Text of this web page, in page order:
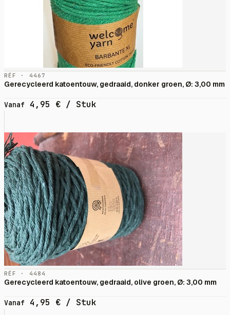
RÉF · 4467
Gerecycleerd katoentouw, gedraaid, donker groen, Ø: 3,00 mm
Vanaf 4,95 € / Stuk
RÉF · 4484
Gerecycleerd katoentouw, gedraaid, olive groen, Ø: 3,00 mm
Vanaf 4,95 € / Stuk